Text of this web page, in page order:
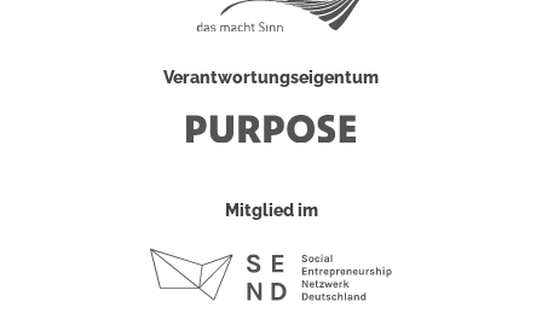
Verantwortungseigentum
Mitglied im